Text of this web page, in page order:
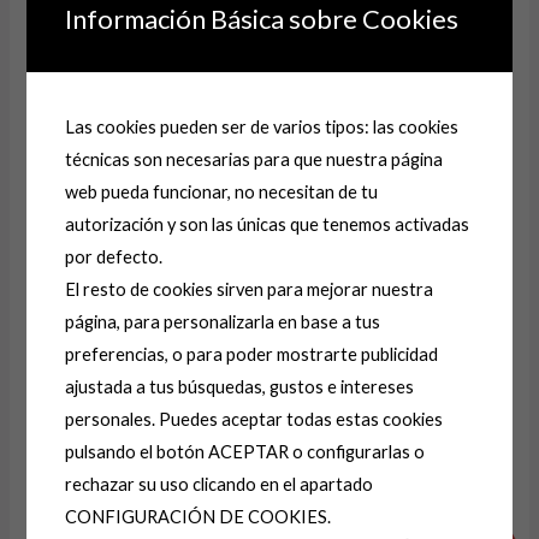
Nombre *
Correo electrónico*
Guarda mi nombre, correo electrónico y web en
este navegador para la próxima vez que comente.
Productos relacionados
Información Básica sobre Cookies
Las cookies pueden ser de varios tipos: las cookies
técnicas son necesarias para que nuestra página
web pueda funcionar, no necesitan de tu
autorización y son las únicas que tenemos activadas
por defecto.
El resto de cookies sirven para mejorar nuestra
página, para personalizarla en base a tus
preferencias, o para poder mostrarte publicidad
ajustada a tus búsquedas, gustos e intereses
personales. Puedes aceptar todas estas cookies
pulsando el botón ACEPTAR o configurarlas o
rechazar su uso clicando en el apartado
CONFIGURACIÓN DE COOKIES.